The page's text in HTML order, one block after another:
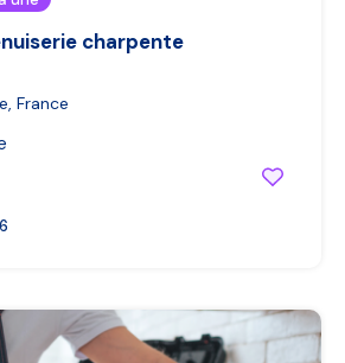
charpente
France